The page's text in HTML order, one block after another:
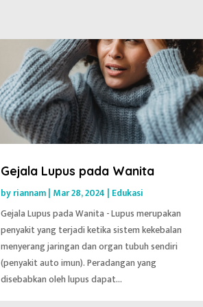
Gejala Lupus pada Wanita
byriannam| Mar 28, 2024 | Edukasi
Gejala Lupus pada Wanita - Lupus merupakan
penyakit yang terjadi ketika sistem kekebalan
menyerang jaringan dan organ tubuh sendiri
(penyakit auto imun). Peradangan yang
disebabkan oleh lupus dapat...